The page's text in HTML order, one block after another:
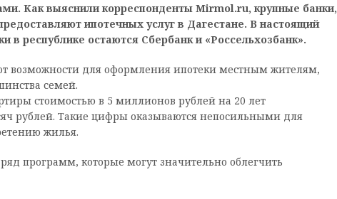
Как выяснили корреспонденты Mirmol.ru, крупные банки,
ипотечных услуг в Дагестане. В настоящий
республике остаются Сбербанк и «Россельхозбанк».
возможности для оформления ипотеки местным жителям,
семей.
стоимостью в 5 миллионов рублей на 20 лет
рублей. Такие цифры оказываются непосильными для
жилья.
программ, которые могут значительно облегчить